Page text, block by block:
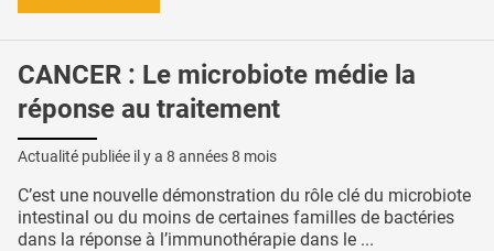
CANCER : Le microbiote médie la
réponse au traitement
Actualité publiée il y a 8 années 8 mois
C’est une nouvelle démonstration du rôle clé du microbiote
intestinal ou du moins de certaines familles de bactéries
dans la réponse à l’immunothérapie dans le ...